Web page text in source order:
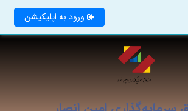
ورود به اپلیکیشن